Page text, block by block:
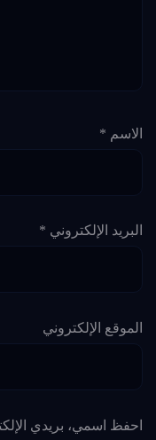
الاسم *
البريد الإلكتروني *
الموقع الإلكتروني
احفظ اسمي، بريدي